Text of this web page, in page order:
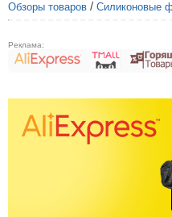
Обзоры товаров / Силиконовые
Реклама: